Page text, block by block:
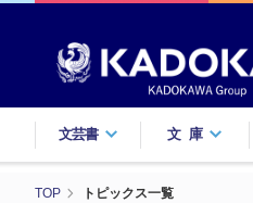
文芸書 文庫
TOP トピックス一覧